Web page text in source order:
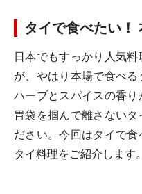
タイで食べたい！
日本でもすっかり人気
が、やはり本場で食べる
ハーブとスパイスの香
胃袋を掴んで離さない
ださい。今回はタイで
タイ料理をご紹介します。